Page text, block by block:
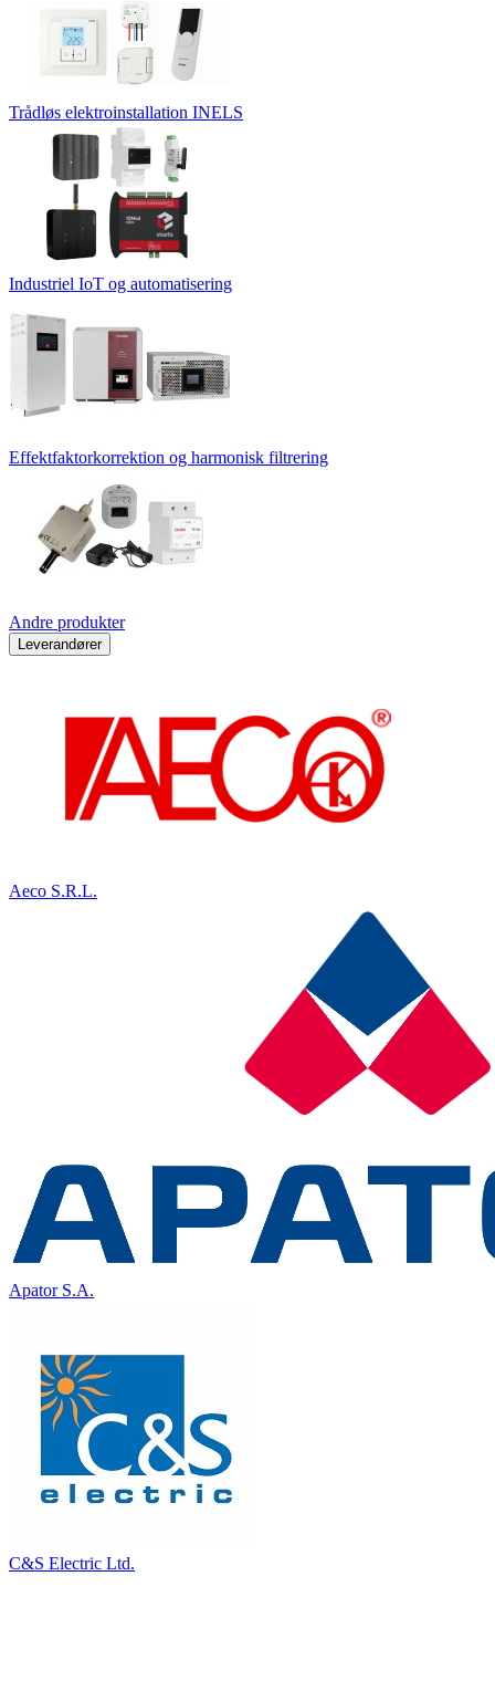
Trådløs elektroinstallation INELS
Industriel IoT og automatisering
Effektfaktorkorrektion og harmonisk filtrering
Andre produkter
Leverandører
Aeco S.R.L.
Apator S.A.
C&S Electric Ltd.